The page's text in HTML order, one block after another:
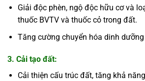
Giải độc phèn, ngộ độc hữu cơ và
thuốc BVTV và thuốc cỏ trong đất.
Tăng cường chuyển hóa dinh
3. Cải tạo đất:
Cải thiện cấu trúc đất, tăng khả